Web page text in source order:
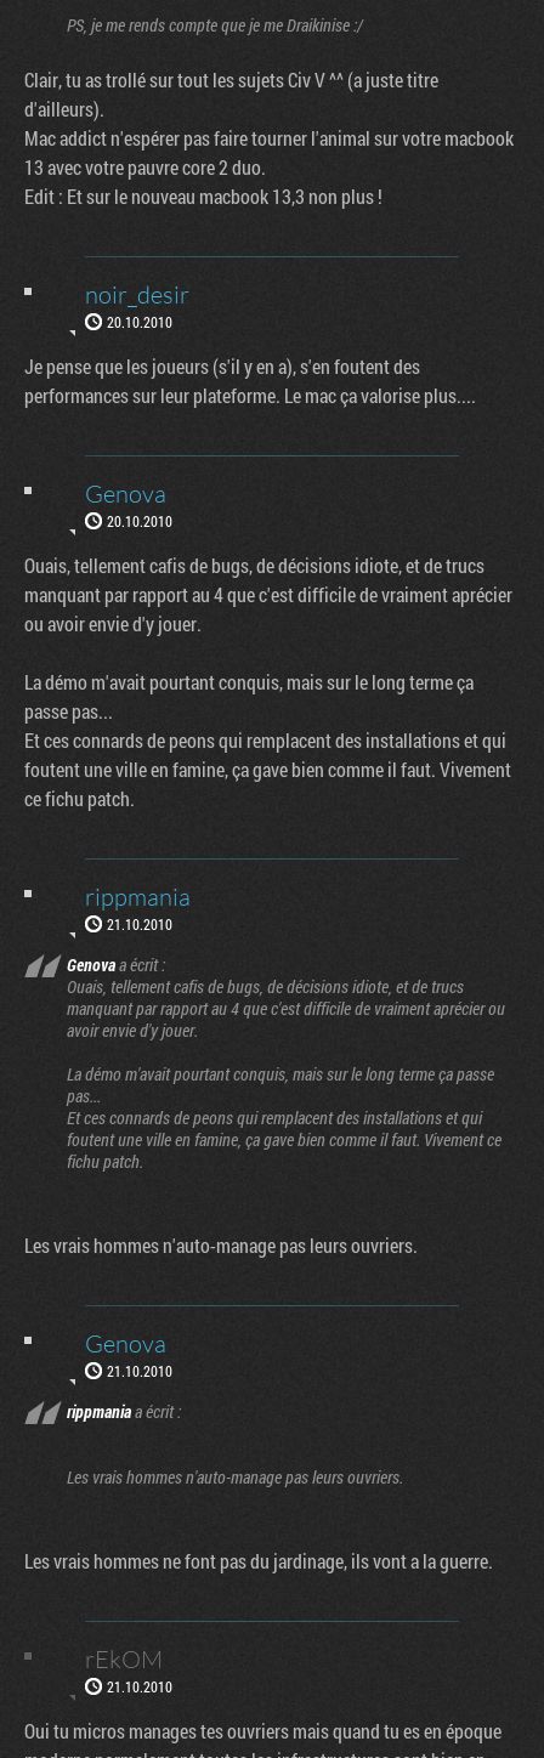
PS, je me rends compte que je me Draikinise :/
Clair, tu as trollé sur tout les sujets Civ V ^^ (a juste titre
d'ailleurs).
Mac addict n'espérer pas faire tourner l'animal sur votre macbook
13 avec votre pauvre core 2 duo.
Edit : Et sur le nouveau macbook 13,3 non plus !
noir_desir
20.10.2010
Je pense que les joueurs (s'il y en a), s'en foutent des
performances sur leur plateforme. Le mac ça valorise plus....
Genova
20.10.2010
Ouais, tellement cafis de bugs, de décisions idiote, et de trucs
manquant par rapport au 4 que c'est difficile de vraiment aprécier
ou avoir envie d'y jouer.
La démo m'avait pourtant conquis, mais sur le long terme ça
passe pas...
Et ces connards de peons qui remplacent des installations et qui
foutent une ville en famine, ça gave bien comme il faut. Vivement
ce fichu patch.
rippmania
21.10.2010
Genovaa écrit :
Ouais, tellement cafis de bugs, de décisions idiote, et de trucs
manquant par rapport au 4 que c'est difficile de vraiment aprécier ou
avoir envie d'y jouer.
La démo m'avait pourtant conquis, mais sur le long terme ça passe
pas...
Et ces connards de peons qui remplacent des installations et qui
foutent une ville en famine, ça gave bien comme il faut. Vivement ce
fichu patch.
Les vrais hommes n'auto-manage pas leurs ouvriers.
Genova
21.10.2010
rippmaniaa écrit :
Les vrais hommes n'auto-manage pas leurs ouvriers.
Les vrais hommes ne font pas du jardinage, ils vont a la guerre.
rEkOM
21.10.2010
Oui tu micros manages tes ouvriers mais quand tu es en époque